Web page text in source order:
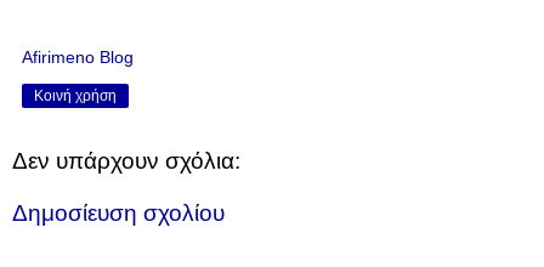
Afirimeno Blog
Κοινή χρήση
Δεν υπάρχουν σχόλια:
Δημοσίευση σχολίου